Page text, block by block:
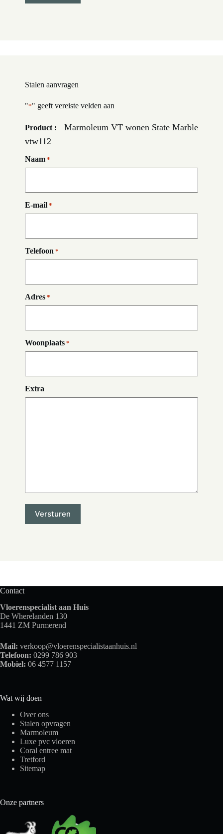
Stalen aanvragen
"*" geeft vereiste velden aan
Product :
Marmoleum VT wonen State Marble
vtw112
Naam *
E-mail *
Telefoon *
Adres *
Woonplaats *
Extra
Contact
Vloerenspecialist aan Huis
De Wherelanden 130
1441 ZM Purmerend
Mail: verkoop@vloerenspecialistaanhuis.nl
Telefoon: 0299 786 903
Mobiel: 06 4577 1157
Wat wij doen
Over ons
Stalen opvragen
Marmoleum
Luxe pvc vloeren
Coral entree mat
Tretford
Sitemap
Onze partners